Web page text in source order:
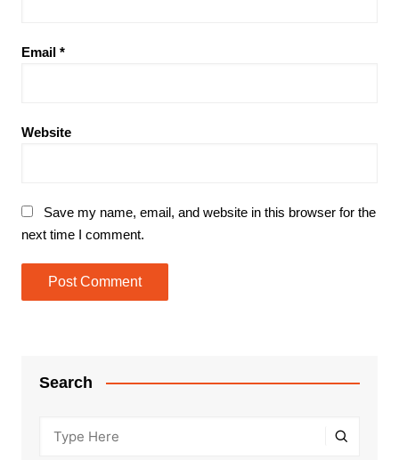
Email *
Website
Save my name, email, and website in this browser for the
next time I comment.
Search